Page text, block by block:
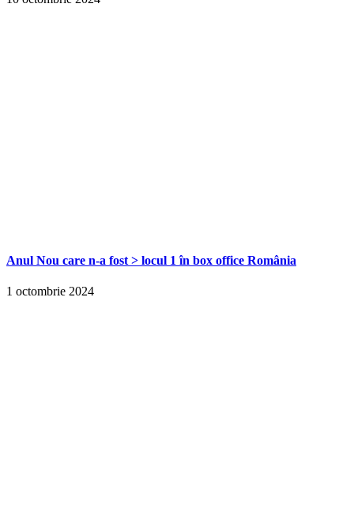
Anul Nou care n-a fost > locul 1 în box office România
1 octombrie 2024